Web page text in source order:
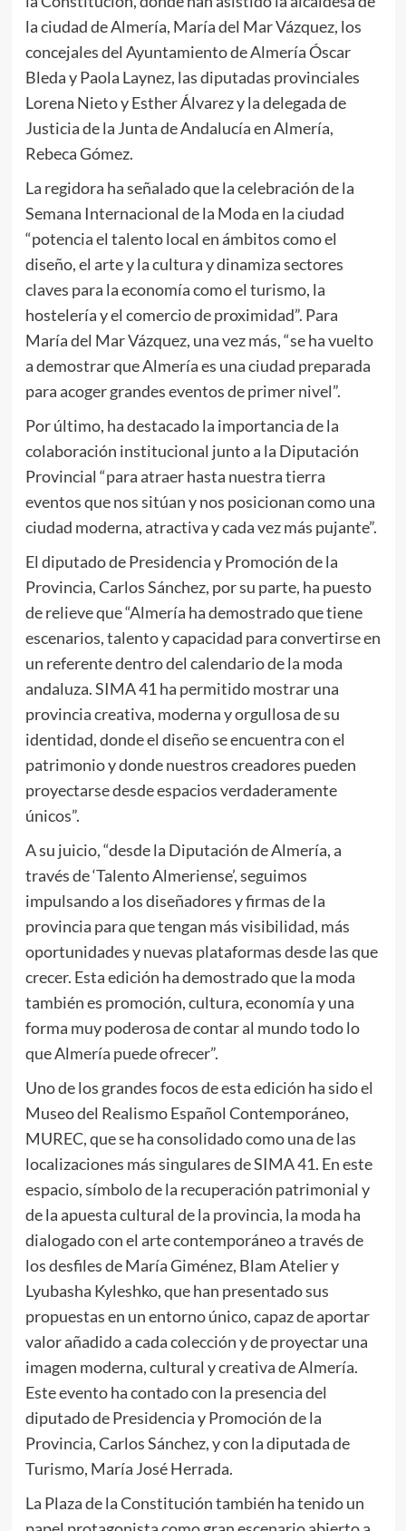
la ciudad de Almería, María del Mar Vázquez, los
concejales del Ayuntamiento de Almería Óscar
Bleda y Paola Laynez, las diputadas provinciales
Lorena Nieto y Esther Álvarez y la delegada de
Justicia de la Junta de Andalucía en Almería,
Rebeca Gómez.
La regidora ha señalado que la celebración de la
Semana Internacional de la Moda en la ciudad
“potencia el talento local en ámbitos como el
diseño, el arte y la cultura y dinamiza sectores
claves para la economía como el turismo, la
hostelería y el comercio de proximidad”. Para
María del Mar Vázquez, una vez más, “se ha vuelto
a demostrar que Almería es una ciudad preparada
para acoger grandes eventos de primer nivel”.
Por último, ha destacado la importancia de la
colaboración institucional junto a la Diputación
Provincial “para atraer hasta nuestra tierra
eventos que nos sitúan y nos posicionan como una
ciudad moderna, atractiva y cada vez más pujante”.
El diputado de Presidencia y Promoción de la
Provincia, Carlos Sánchez, por su parte, ha puesto
de relieve que “Almería ha demostrado que tiene
escenarios, talento y capacidad para convertirse en
un referente dentro del calendario de la moda
andaluza. SIMA 41 ha permitido mostrar una
provincia creativa, moderna y orgullosa de su
identidad, donde el diseño se encuentra con el
patrimonio y donde nuestros creadores pueden
proyectarse desde espacios verdaderamente
únicos”.
A su juicio, “desde la Diputación de Almería, a
través de ‘Talento Almeriense’, seguimos
impulsando a los diseñadores y firmas de la
provincia para que tengan más visibilidad, más
oportunidades y nuevas plataformas desde las que
crecer. Esta edición ha demostrado que la moda
también es promoción, cultura, economía y una
forma muy poderosa de contar al mundo todo lo
que Almería puede ofrecer”.
Uno de los grandes focos de esta edición ha sido el
Museo del Realismo Español Contemporáneo,
MUREC, que se ha consolidado como una de las
localizaciones más singulares de SIMA 41. En este
espacio, símbolo de la recuperación patrimonial y
de la apuesta cultural de la provincia, la moda ha
dialogado con el arte contemporáneo a través de
los desfiles de María Giménez, Blam Atelier y
Lyubasha Kyleshko, que han presentado sus
propuestas en un entorno único, capaz de aportar
valor añadido a cada colección y de proyectar una
imagen moderna, cultural y creativa de Almería.
Este evento ha contado con la presencia del
diputado de Presidencia y Promoción de la
Provincia, Carlos Sánchez, y con la diputada de
Turismo, María José Herrada.
La Plaza de la Constitución también ha tenido un